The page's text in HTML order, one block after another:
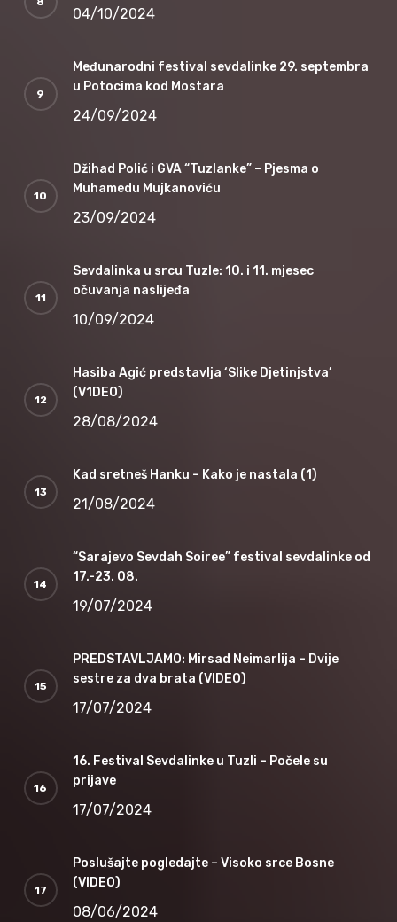
04/10/2024
Međunarodni festival sevdalinke 29. septembra
u Potocima kod Mostara
24/09/2024
Džihad Polić i GVA “Tuzlanke” – Pjesma o
Muhamedu Mujkanoviću
23/09/2024
Sevdalinka u srcu Tuzle: 10. i 11. mjesec
očuvanja naslijeđa
10/09/2024
Hasiba Agić predstavlja ‘Slike Djetinjstva’
(V1DEO)
28/08/2024
Kad sretneš Hanku – Kako je nastala (1)
21/08/2024
“Sarajevo Sevdah Soiree” festival sevdalinke od
17.-23. 08.
19/07/2024
PREDSTAVLJAMO: Mirsad Neimarlija – Dvije
sestre za dva brata (VIDEO)
17/07/2024
16. Festival Sevdalinke u Tuzli – Počele su
prijave
17/07/2024
Poslušajte pogledajte – Visoko srce Bosne
(VIDEO)
08/06/2024